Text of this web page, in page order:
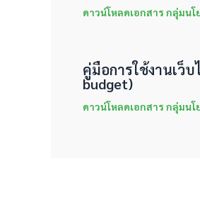
ดาวน์โหลดเอกสาร กลุ่มน
คู่มือการใช้งานเ
budget)
ดาวน์โหลดเอกสาร กลุ่มน